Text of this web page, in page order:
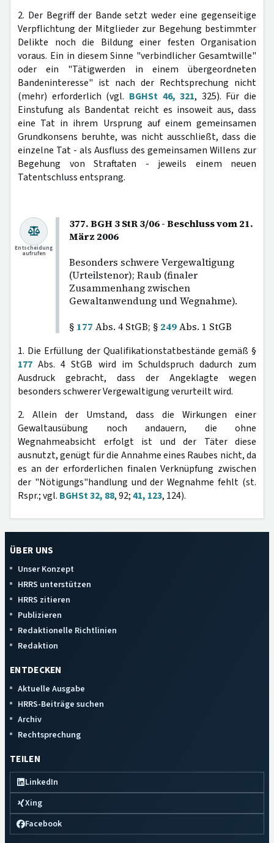
2. Der Begriff der Bande setzt weder eine gegenseitige
Verpflichtung der Mitglieder zur Begehung bestimmter
Delikte noch die Bildung einer festen Organisation
voraus. Ein in diesem Sinne "verbindlicher Gesamtwille"
oder ein "Tätigwerden in einem übergeordneten
Bandeninteresse" ist nach der Rechtsprechung nicht
(mehr) erforderlich (vgl. BGHSt 46, 321, 325). Für die
Einstufung als Bandentat reicht es insoweit aus, dass
eine Tat in ihrem Ursprung auf einem gemeinsamen
Grundkonsens beruhte, was nicht ausschließt, dass die
einzelne Tat - als Ausfluss des gemeinsamen Willens zur
Begehung von Straftaten - jeweils einem neuen
Tatentschluss entsprang.
377. BGH 3 StR 3/06 - Beschluss vom 21.
März 2006
Besonders schwere Vergewaltigung
(Urteilstenor); Raub (finaler
Zusammenhang zwischen
Gewaltanwendung und Wegnahme).
§ 177 Abs. 4 StGB; § 249Abs. 1 StGB
Entscheidung
aufrufen
1. Die Erfüllung der Qualifikationstatbestände gemäß §
177 Abs. 4 StGB wird im Schuldspruch dadurch zum
Ausdruck gebracht, dass der Angeklagte wegen
besonders schwerer Vergewaltigung verurteilt wird.
2. Allein der Umstand, dass die Wirkungen einer
Gewaltausübung noch andauern, die ohne
Wegnahmeabsicht erfolgt ist und der Täter diese
ausnutzt, genügt für die Annahme eines Raubes nicht, da
es an der erforderlichen finalen Verknüpfung zwischen
der "Nötigungs"handlung und der Wegnahme fehlt (st.
Rspr.; vgl. BGHSt 32, 88, 92;41, 123, 124).
ÜBER UNS
Unser Konzept
HRRS unterstützen
HRRS zitieren
Publizieren
Redaktionelle Richtlinien
Redaktion
ENTDECKEN
Aktuelle Ausgabe
HRRS-Beiträge suchen
Archiv
Rechtsprechung
TEILEN
LinkedIn
Xing
Facebook